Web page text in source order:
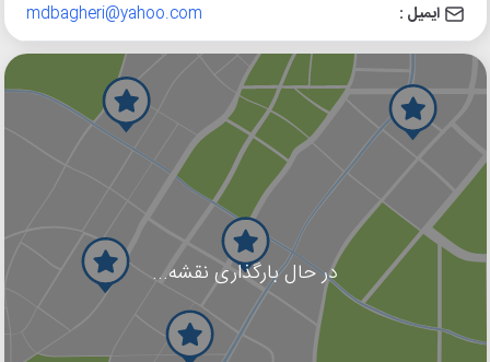
ایمیل : mdbagheri@yahoo.com
در حال بارگذاری نقشه...